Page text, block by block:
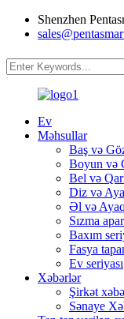
Shenzhen
Ev
Məhsullar
Baş və
Boyun və
Bel və
Diz və
Əl və Ayaq
Sızma
Baxım
Fasya
Ev seriyası
Xəbərlər
Şirkət
Sənaye